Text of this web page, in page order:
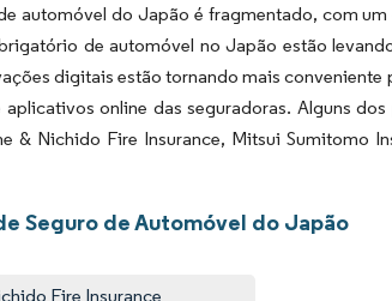
automóvel do Japão é fragmentado, com
de automóvel no Japão estão
digitais estão tornando mais
online das seguradoras. Alguns
& Nichido Fire Insurance, Mitsui Sumitomo
Seguro de Automóvel do Japão
Fire Insurance